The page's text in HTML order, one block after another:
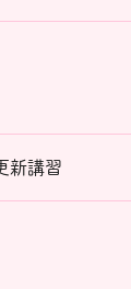
新講習